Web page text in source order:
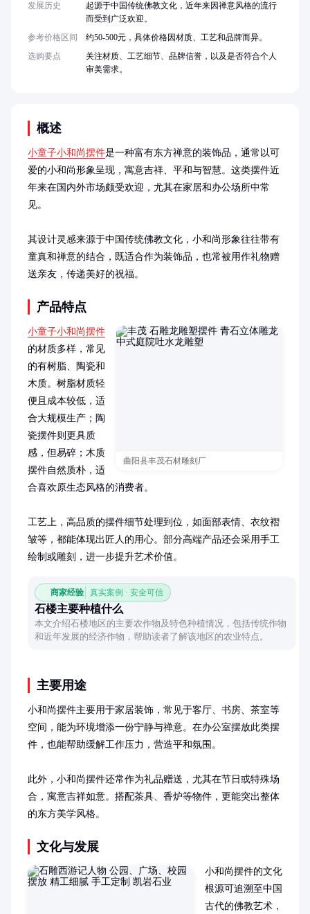
概述
小童子小和尚摆件是一种富有东方禅意的装饰品，通常以可
爱的小和尚形象呈现，寓意吉祥、平和与智慧。这类摆件近
年来在国内外市场颇受欢迎，尤其在家居和办公场所中常
见。
其设计灵感来源于中国传统佛教文化，小和尚形象往往带有
童真和禅意的结合，既适合作为装饰品，也常被用作礼物赠
送亲友，传递美好的祝福。
产品特点
曲阳县丰茂石材雕刻厂
小童子小和尚摆件
的材质多样，常见
的有树脂、陶瓷和
木质。树脂材质轻
便且成本较低，适
合大规模生产；陶
瓷摆件则更具质
感，但易碎；木质
摆件自然质朴，适
合喜欢原生态风格的消费者。
工艺上，高品质的摆件细节处理到位，如面部表情、衣纹褶
皱等，都能体现出匠人的用心。部分高端产品还会采用手工
绘制或雕刻，进一步提升艺术价值。
商家经验 真实案例 · 安全可信
石楼主要种植什么
本文介绍石楼地区的主要农作物及特色种植情况，包括传统作物
和近年发展的经济作物，帮助读者了解该地区的农业特点。
主要用途
小和尚摆件主要用于家居装饰，常见于客厅、书房、茶室等
空间，能为环境增添一份宁静与禅意。在办公室摆放此类摆
件，也能帮助缓解工作压力，营造平和氛围。
此外，小和尚摆件还常作为礼品赠送，尤其在节日或特殊场
合，寓意吉祥如意。搭配茶具、香炉等物件，更能突出整体
的东方美学风格。
文化与发展
小和尚摆件的文化
根源可追溯至中国
古代的佛教艺术，
发展历史
起源于中国传统佛教文化，近年来因禅意风格的流行
而受到广泛欢迎。
参考价格区间
约50-500元，具体价格因材质、工艺和品牌而异。
选购要点
关注材质、工艺细节、品牌信誉，以及是否符合个人
审美需求。